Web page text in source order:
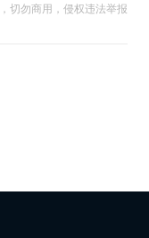
切勿商用，侵权违法举报